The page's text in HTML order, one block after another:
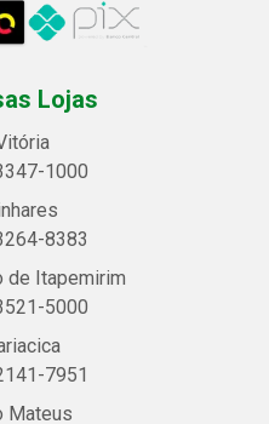
Lojas
1000
8383
de Itapemirim
5000
7951
Mateus